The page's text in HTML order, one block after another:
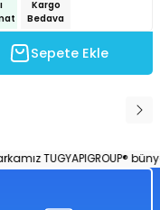
Kargo
Bedava
Sepete Ekle
TUGYAPIGROUP®